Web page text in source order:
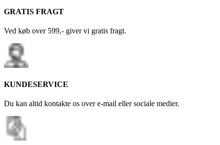
GRATIS FRAGT
Ved køb over 599,- giver vi gratis fragt.
KUNDESERVICE
Du kan altid kontakte os over e-mail eller sociale medier.